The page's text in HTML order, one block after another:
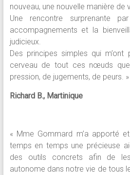
nouveau, une nouvelle manière de
Une rencontre surprenante
accompagnements et la
judicieux.
Des principes simples qui
cerveau de tout ces nœuds
pression, de jugements, de peurs. »
Richard B., Martinique
« Mme Gommard m’a apporté
temps en temps une précieuse
des outils concrets afin de
autonome dans notre vie de tous